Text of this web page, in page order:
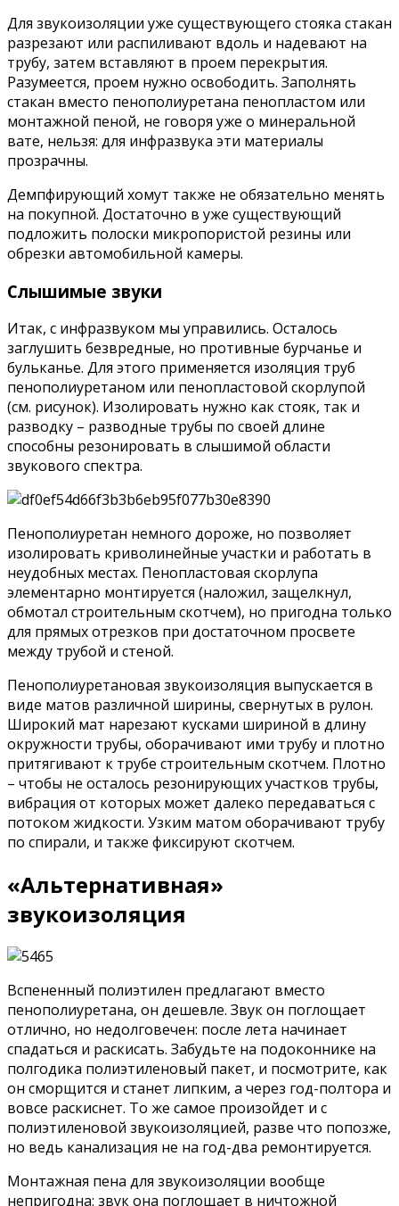
Для звукоизоляции уже существующего стояка стакан
разрезают или распиливают вдоль и надевают на
трубу, затем вставляют в проем перекрытия.
Разумеется, проем нужно освободить. Заполнять
стакан вместо пенополиуретана пенопластом или
монтажной пеной, не говоря уже о минеральной
вате, нельзя: для инфразвука эти материалы
прозрачны.
Демпфирующий хомут также не обязательно менять
на покупной. Достаточно в уже существующий
подложить полоски микропористой резины или
обрезки автомобильной камеры.
Слышимые звуки
Итак, с инфразвуком мы управились. Осталось
заглушить безвредные, но противные бурчанье и
бульканье. Для этого применяется изоляция труб
пенополиуретаном или пенопластовой скорлупой
(см. рисунок). Изолировать нужно как стояк, так и
разводку – разводные трубы по своей длине
способны резонировать в слышимой области
звукового спектра.
Пенополиуретан немного дороже, но позволяет
изолировать криволинейные участки и работать в
неудобных местах. Пенопластовая скорлупа
элементарно монтируется (наложил, защелкнул,
обмотал строительным скотчем), но пригодна только
для прямых отрезков при достаточном просвете
между трубой и стеной.
Пенополиуретановая звукоизоляция выпускается в
виде матов различной ширины, свернутых в рулон.
Широкий мат нарезают кусками шириной в длину
окружности трубы, оборачивают ими трубу и плотно
притягивают к трубе строительным скотчем. Плотно
– чтобы не осталось резонирующих участков трубы,
вибрация от которых может далеко передаваться с
потоком жидкости. Узким матом оборачивают трубу
по спирали, и также фиксируют скотчем.
«Альтернативная»
звукоизоляция
Вспененный полиэтилен предлагают вместо
пенополиуретана, он дешевле. Звук он поглощает
отлично, но недолговечен: после лета начинает
спадаться и раскисать. Забудьте на подоконнике на
полгодика полиэтиленовый пакет, и посмотрите, как
он сморщится и станет липким, а через год-полтора и
вовсе раскиснет. То же самое произойдет и с
полиэтиленовой звукоизоляцией, разве что попозже,
но ведь канализация не на год-два ремонтируется.
Монтажная пена для звукоизоляции вообще
непригодна: звук она поглощает в ничтожной